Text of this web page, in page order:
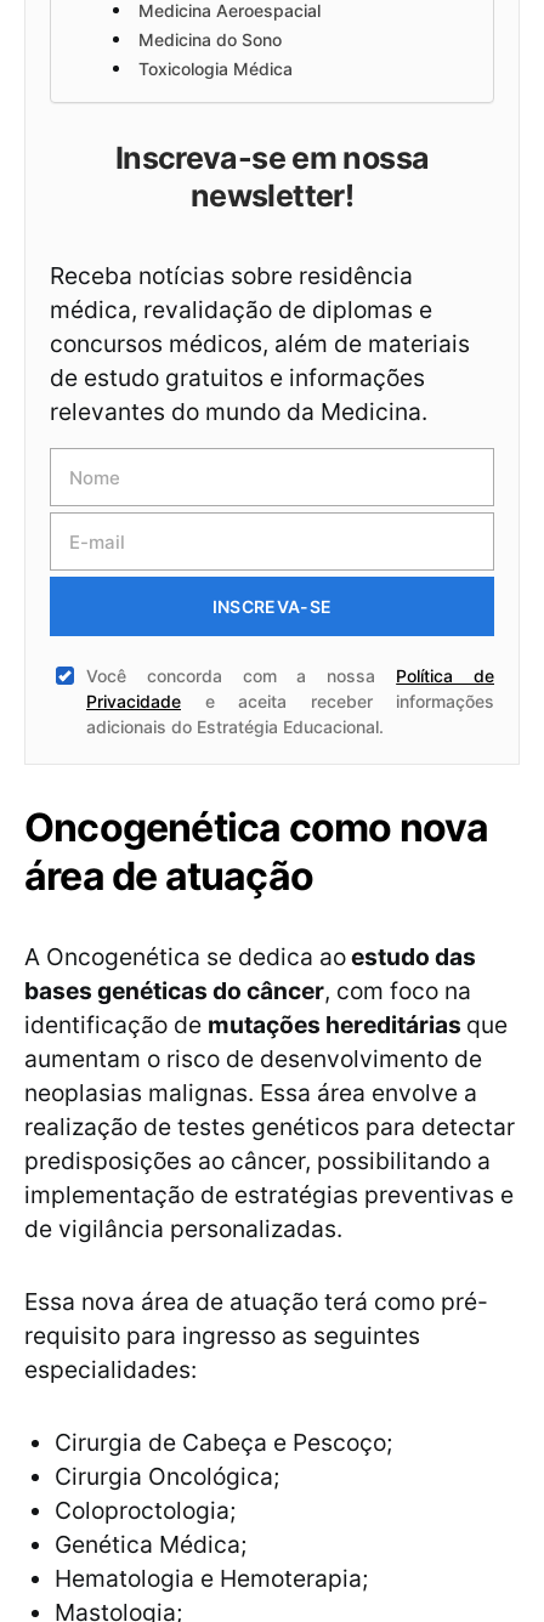
Medicina Aeroespacial
Medicina do Sono
Toxicologia Médica
Inscreva-se em nossa
newsletter!
Receba notícias sobre residência
médica, revalidação de diplomas e
concursos médicos, além de materiais
de estudo gratuitos e informações
relevantes do mundo da Medicina.
INSCREVA-SE
Você concorda com a nossa Política de
Privacidade e aceita receber informações
adicionais do Estratégia Educacional.
Oncogenética como nova
área de atuação
A Oncogenética se dedica aoestudo das
bases genéticas do câncer, com foco na
identificação de mutações hereditárias que
aumentam o risco de desenvolvimento de
neoplasias malignas. Essa área envolve a
realização de testes genéticos para detectar
predisposições ao câncer, possibilitando a
implementação de estratégias preventivas e
de vigilância personalizadas.
Essa nova área de atuação terá como pré-
requisito para ingresso as seguintes
especialidades:
Cirurgia de Cabeça e Pescoço;
Cirurgia Oncológica;
Coloproctologia;
Genética Médica;
Hematologia e Hemoterapia;
Mastologia;